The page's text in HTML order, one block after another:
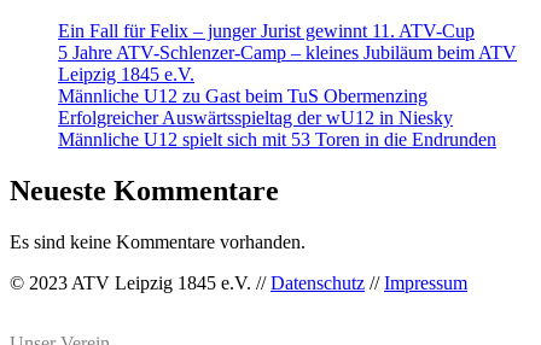
Ein Fall für Felix – junger Jurist gewinnt 11. ATV-Cup
5 Jahre ATV-Schlenzer-Camp – kleines Jubiläum beim ATV
Leipzig 1845 e.V.
Männliche U12 zu Gast beim TuS Obermenzing
Erfolgreicher Auswärtsspieltag der wU12 in Niesky
Männliche U12 spielt sich mit 53 Toren in die Endrunden
Neueste Kommentare
Es sind keine Kommentare vorhanden.
© 2023 ATV Leipzig 1845 e.V. //Datenschutz //Impressum